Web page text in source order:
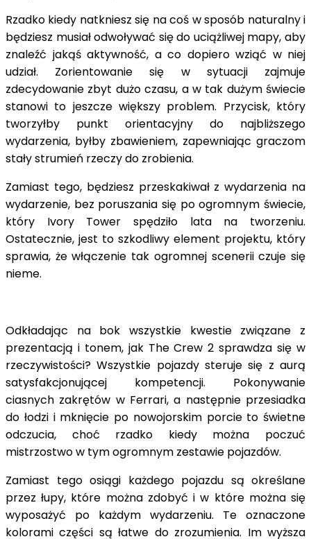
Rzadko kiedy natkniesz się na coś w sposób naturalny i
będziesz musiał odwoływać się do uciążliwej mapy, aby
znaleźć jakąś aktywność, a co dopiero wziąć w niej
udział. Zorientowanie się w sytuacji zajmuje
zdecydowanie zbyt dużo czasu, a w tak dużym świecie
stanowi to jeszcze większy problem. Przycisk, który
tworzyłby punkt orientacyjny do najbliższego
wydarzenia, byłby zbawieniem, zapewniając graczom
stały strumień rzeczy do zrobienia.
Zamiast tego, będziesz przeskakiwał z wydarzenia na
wydarzenie, bez poruszania się po ogromnym świecie,
który Ivory Tower spędziło lata na tworzeniu.
Ostatecznie, jest to szkodliwy element projektu, który
sprawia, że włączenie tak ogromnej scenerii czuje się
nieme.
Odkładając na bok wszystkie kwestie związane z
prezentacją i tonem, jak The Crew 2 sprawdza się w
rzeczywistości? Wszystkie pojazdy steruje się z aurą
satysfakcjonującej kompetencji. Pokonywanie
ciasnych zakrętów w Ferrari, a następnie przesiadka
do łodzi i mknięcie po nowojorskim porcie to świetne
odczucia, choć rzadko kiedy można poczuć
mistrzostwo w tym ogromnym zestawie pojazdów.
Zamiast tego osiągi każdego pojazdu są określane
przez łupy, które można zdobyć i w które można się
wyposażyć po każdym wydarzeniu. Te oznaczone
kolorami części są łatwe do zrozumienia. Im wyższa